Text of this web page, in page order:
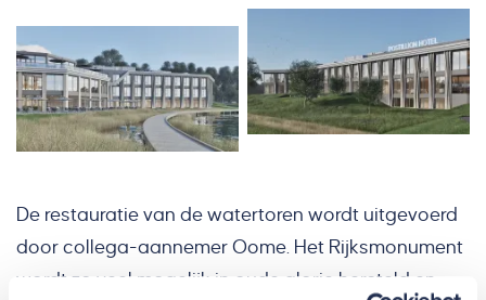
De restauratie van de watertoren wordt uitgevoerd
door collega-aannemer Oome. Het Rijksmonument
wordt zo veel mogelijk in oude glorie hersteld en